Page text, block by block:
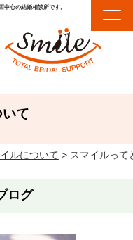
心の結婚相談所です。
て
ルについて > スマイルって
ログ